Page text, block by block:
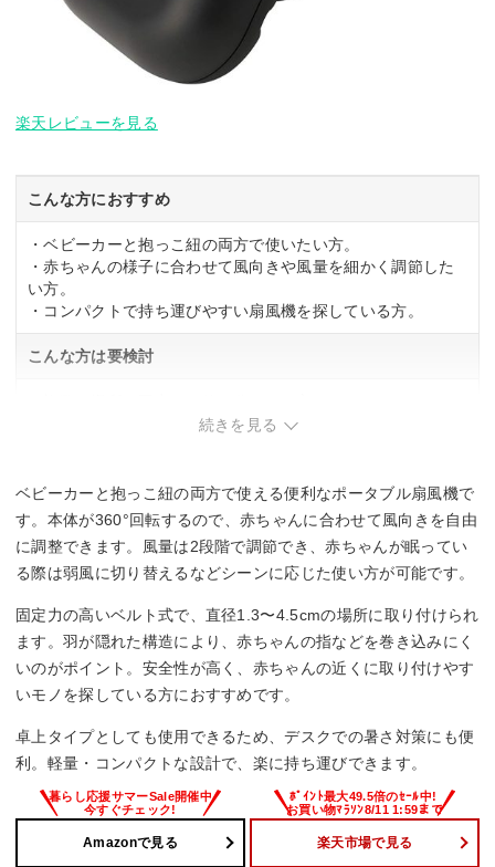
楽天レビューを見る
こんな方におすすめ
・ベビーカーと抱っこ紐の両方で使いたい方。
・赤ちゃんの様子に合わせて風向きや風量を細かく調節した
い方。
・コンパクトで持ち運びやすい扇風機を探している方。
こんな方は要検討
続きを見る
ベビーカーと抱っこ紐の両方で使える便利なポータブル扇風機で
す。本体が360°回転するので、赤ちゃんに合わせて風向きを自由
に調整できます。風量は2段階で調節でき、赤ちゃんが眠ってい
る際は弱風に切り替えるなどシーンに応じた使い方が可能です。
固定力の高いベルト式で、直径1.3〜4.5cmの場所に取り付けられ
ます。羽が隠れた構造により、赤ちゃんの指などを巻き込みにく
いのがポイント。安全性が高く、赤ちゃんの近くに取り付けやす
いモノを探している方におすすめです。
卓上タイプとしても使用できるため、デスクでの暑さ対策にも便
利。軽量・コンパクトな設計で、楽に持ち運びできます。
Amazonで見る 楽天市場で見る